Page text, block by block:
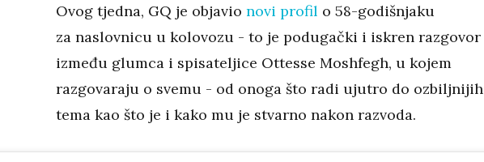
Ovog tjedna, GQ je objavio novi profil o 58-godišnjaku
za naslovnicu u kolovozu - to je podugački i iskren razgovor
između glumca i spisateljice Ottesse Moshfegh, u kojem
razgovaraju o svemu - od onoga što radi ujutro do ozbiljnijih
tema kao što je i kako mu je stvarno nakon razvoda.